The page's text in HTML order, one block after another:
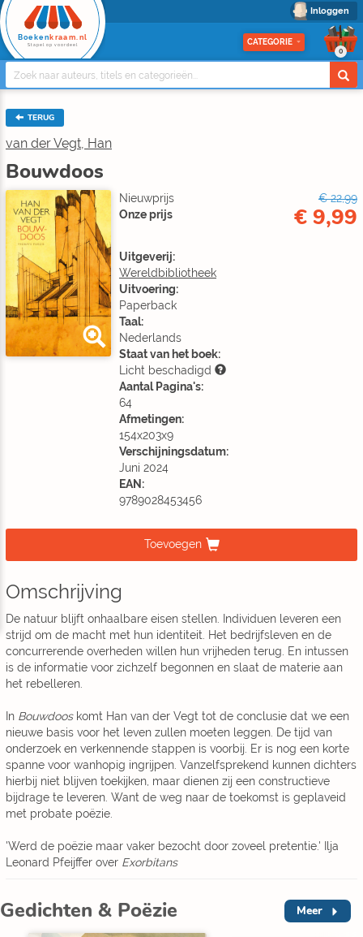
Inloggen
Boeken kraam.nl
Stapel op voordeel CATEGORIE
0
TERUG
van der Vegt, Han
Bouwdoos
Nieuwprijs
€ 22,99
Onze prijs
€ 9,99
Uitgeverij:
Wereldbibliotheek
Uitvoering:
Paperback
Taal:
Nederlands
Staat van het boek:
Licht beschadigd
Aantal Pagina's:
64
Afmetingen:
154x203x9
Verschijningsdatum:
Juni 2024
EAN:
9789028453456
Toevoegen
Omschrijving
De natuur blijft onhaalbare eisen stellen. Individuen leveren een
strijd om de macht met hun identiteit. Het bedrijfsleven en de
concurrerende overheden willen hun vrijheden terug. En intussen
is de informatie voor zichzelf begonnen en slaat de materie aan
het rebelleren.
In Bouwdoos komt Han van der Vegt tot de conclusie dat we een
nieuwe basis voor het leven zullen moeten leggen. De tijd van
onderzoek en verkennende stappen is voorbij. Er is nog een korte
spanne voor wanhopig ingrijpen. Vanzelfsprekend kunnen dichters
hierbij niet blijven toekijken, maar dienen zij een constructieve
bijdrage te leveren. Want de weg naar de toekomst is geplaveid
met probate poëzie.
'Werd de poëzie maar vaker bezocht door zoveel pretentie.' Ilja
Leonard Pfeijffer over Exorbitans
Gedichten & Poëzie Meer